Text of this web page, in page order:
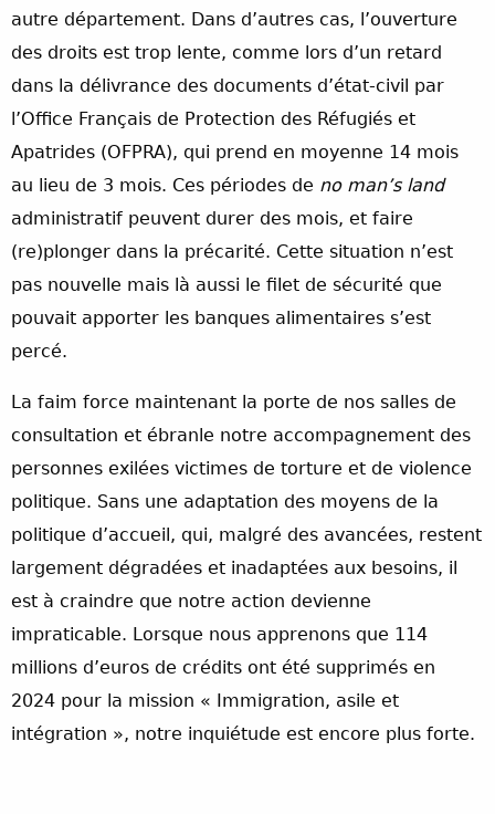
autre département. Dans d’autres cas, l’ouverture
des droits est trop lente, comme lors d’un retard
dans la délivrance des documents d’état-civil par
l’Office Français de Protection des Réfugiés et
Apatrides (OFPRA), qui prend en moyenne 14 mois
au lieu de 3 mois. Ces périodes de no man’s land
administratif peuvent durer des mois, et faire
(re)plonger dans la précarité. Cette situation n’est
pas nouvelle mais là aussi le filet de sécurité que
pouvait apporter les banques alimentaires s’est
percé.
La faim force maintenant la porte de nos salles de
consultation et ébranle notre accompagnement des
personnes exilées victimes de torture et de violence
politique. Sans une adaptation des moyens de la
politique d’accueil, qui, malgré des avancées, restent
largement dégradées et inadaptées aux besoins, il
est à craindre que notre action devienne
impraticable. Lorsque nous apprenons que 114
millions d’euros de crédits ont été supprimés en
2024 pour la mission « Immigration, asile et
intégration », notre inquiétude est encore plus forte.